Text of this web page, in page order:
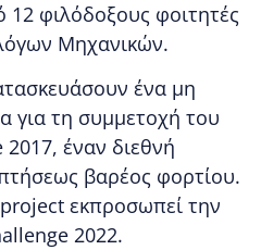
φιλόδοξους φοιτητές
Μηχανικών.
ένα μη
για τη συμμετοχή του
έναν διεθνή
βαρέος φορτίου.
εκπροσωπεί την
2022.